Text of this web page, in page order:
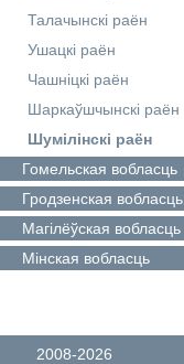
Талачынскі раён
Ушацкі раён
Чашніцкі раён
Шаркаўшчынскі раён
Шумілінскі раён
Гомельская вобласць
Гродзенская вобласць
Магілёўская вобласць
Мінская вобласць
2008-2026